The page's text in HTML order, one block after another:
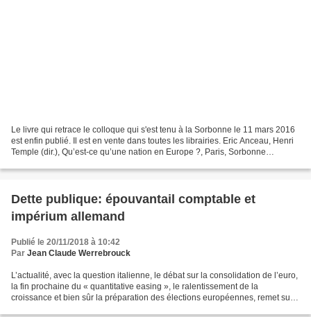
Le livre qui retrace le colloque qui s'est tenu à la Sorbonne le 11 mars 2016
est enfin publié. Il est en vente dans toutes les librairies. Eric Anceau, Henri
Temple (dir.), Qu’est-ce qu’une nation en Europe ?, Paris, Sorbonne
Dette publique: épouvantail comptable et
impérium allemand
Publié le 20/11/2018 à 10:42
Par Jean Claude Werrebrouck
L’actualité, avec la question italienne, le débat sur la consolidation de l’euro,
la fin prochaine du « quantitative easing », le ralentissement de la
croissance et bien sûr la préparation des élections européennes, remet sur